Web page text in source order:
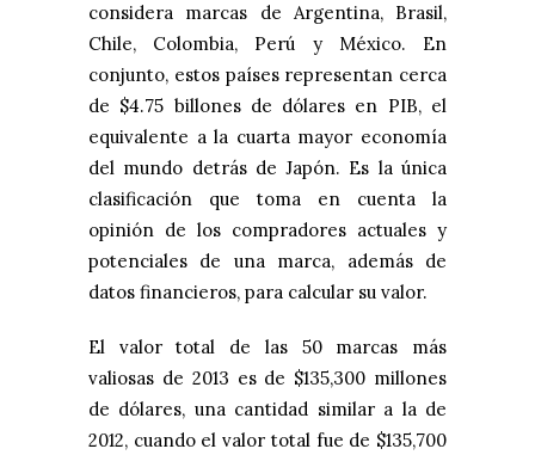
considera marcas de Argentina, Brasil,
Chile, Colombia, Perú y México. En
conjunto, estos países representan cerca
de $4.75 billones de dólares en PIB, el
equivalente a la cuarta mayor economía
del mundo detrás de Japón. Es la única
clasificación que toma en cuenta la
opinión de los compradores actuales y
potenciales de una marca, además de
datos financieros, para calcular su valor.
El valor total de las 50 marcas más
valiosas de 2013 es de $135,300 millones
de dólares, una cantidad similar a la de
2012, cuando el valor total fue de $135,700